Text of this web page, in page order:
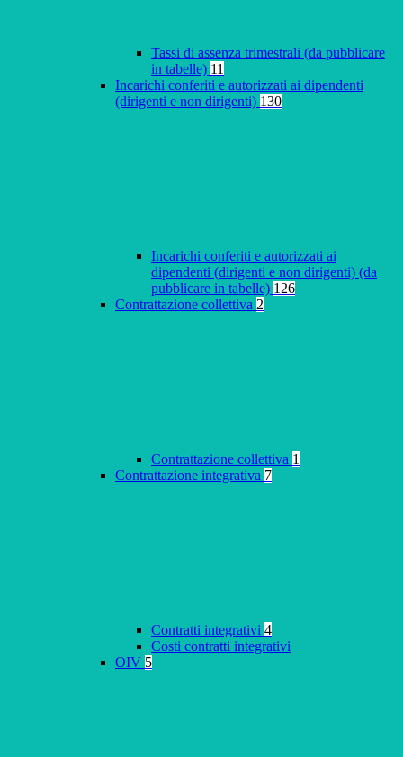
Tassi di assenza trimestrali (da pubblicare
in tabelle) 11
Incarichi conferiti e autorizzati ai dipendenti
(dirigenti e non dirigenti) 130
Incarichi conferiti e autorizzati ai
dipendenti (dirigenti e non dirigenti) (da
pubblicare in tabelle) 126
Contrattazione collettiva 2
Contrattazione collettiva 1
Contrattazione integrativa 7
Contratti integrativi 4
Costi contratti integrativi
OIV 5